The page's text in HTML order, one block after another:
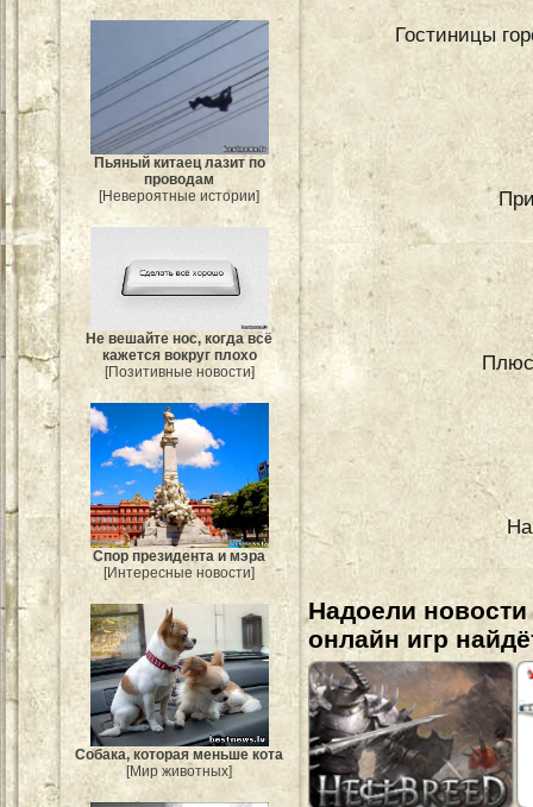
Пьяный китаец лазит по
проводам
[Невероятные истории]
Не вешайте нос, когда всё
кажется вокруг плохо
[Позитивные новости]
Спор президента и мэра
[Интересные новости]
Собака, которая меньше кота
[Мир животных]
Гостиницы
Надоели
онлайн игр